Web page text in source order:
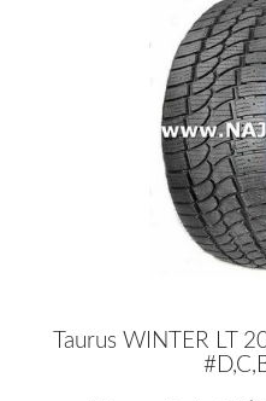
Taurus WINTER LT